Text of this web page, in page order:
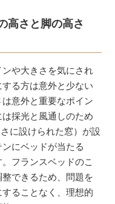
高さと脚の高さ
や大きさを気にされ
る方は意外と少ない
意外と重要なポイン
採光と風通しのため
に設けられた窓）が設
にベッドが当たる
フランスベッドのこ
できるため、問題を
ることなく、理想的